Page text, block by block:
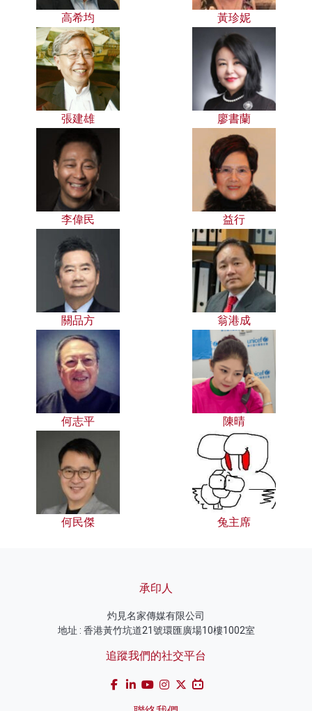
高希均 黃珍妮
張建雄 廖書蘭
李偉民 益行
關品方 翁港成
何志平 陳晴
何民傑 兔主席
承印人
灼見名家傳媒有限公司
地址 : 香港黃竹坑道21號環匯廣場10樓1002室
追蹤我們的社交平台